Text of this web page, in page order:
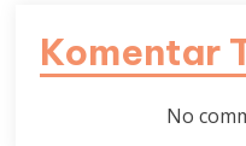
Komentar
No